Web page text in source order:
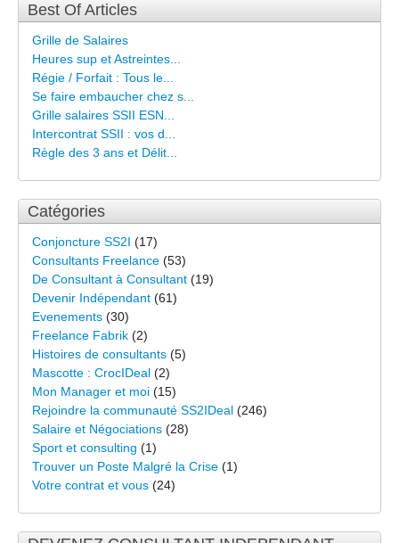
Best Of Articles
Grille de Salaires
Heures sup et Astreintes...
Régie / Forfait : Tous le...
Se faire embaucher chez s...
Grille salaires SSII ESN...
Intercontrat SSII : vos d...
Règle des 3 ans et Délit...
Catégories
Conjoncture SS2I (17)
Consultants Freelance (53)
De Consultant à Consultant (19)
Devenir Indépendant (61)
Evenements (30)
Freelance Fabrik (2)
Histoires de consultants (5)
Mascotte : CrocIDeal (2)
Mon Manager et moi (15)
Rejoindre la communauté SS2IDeal (246)
Salaire et Négociations (28)
Sport et consulting (1)
Trouver un Poste Malgré la Crise (1)
Votre contrat et vous (24)